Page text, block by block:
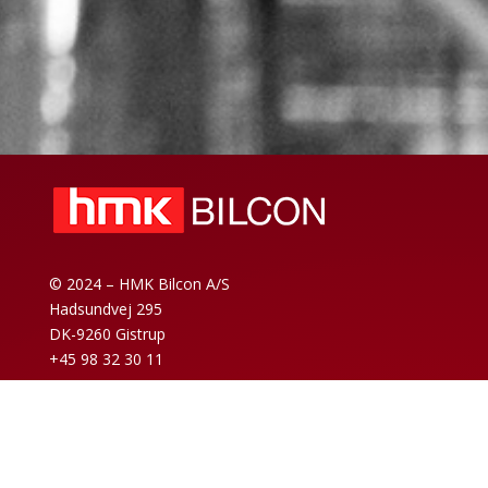
© 2024 – HMK Bilcon A/S
Hadsundvej 295
DK-9260 Gistrup
+45 98 32 30 11